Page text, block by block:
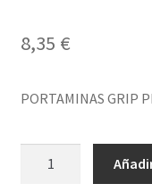
8,35 €
PORTAMINAS GRIP